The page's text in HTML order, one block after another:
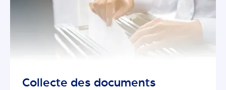
Collecte des documents